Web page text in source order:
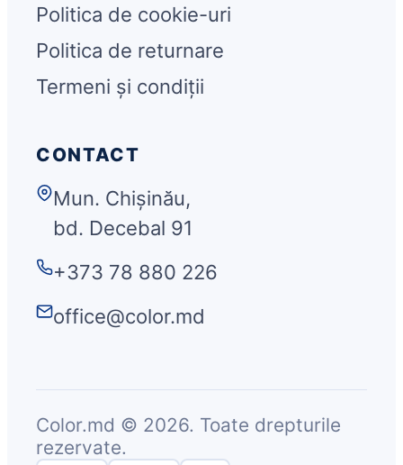
Politica de cookie-uri
Politica de returnare
Termeni și condiții
CONTACT
Mun. Chișinău,
bd. Decebal 91
+373 78 880 226
office@color.md
Color.md © 2026. Toate drepturile
rezervate.